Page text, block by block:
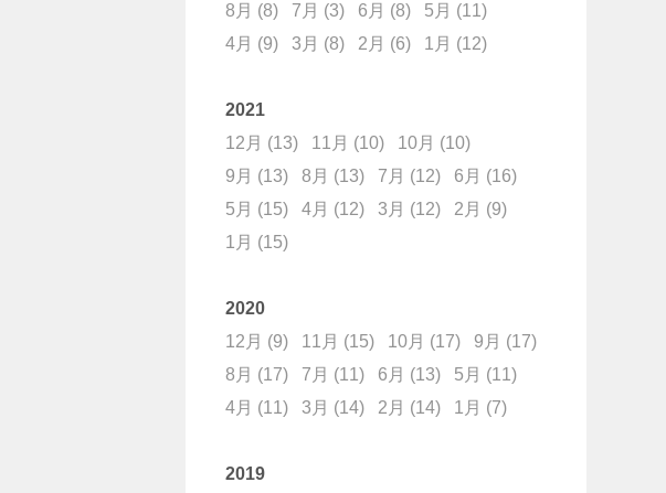
8月 (8) 7月 (3) 6月 (8) 5月 (11)
4月 (9) 3月 (8) 2月 (6) 1月 (12)
2021
12月 (13) 11月 (10) 10月 (10)
9月 (13) 8月 (13) 7月 (12) 6月 (16)
5月 (15) 4月 (12) 3月 (12) 2月 (9)
1月 (15)
2020
12月 (9) 11月 (15) 10月 (17) 9月 (17)
8月 (17) 7月 (11) 6月 (13) 5月 (11)
4月 (11) 3月 (14) 2月 (14) 1月 (7)
2019